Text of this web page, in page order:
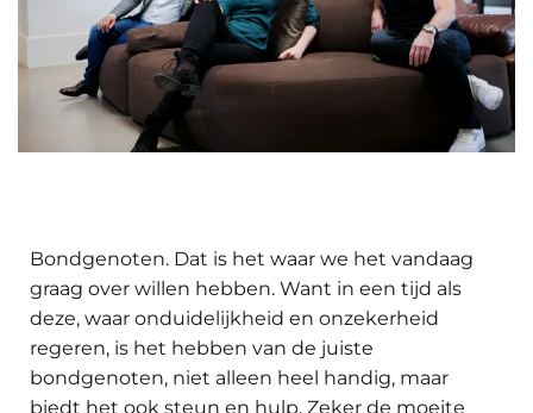
Bondgenoten. Dat is het waar we het vandaag
graag over willen hebben. Want in een tijd als
deze, waar onduidelijkheid en onzekerheid
regeren, is het hebben van de juiste
bondgenoten, niet alleen heel handig, maar
biedt het ook steun en hulp. Zeker de moeite